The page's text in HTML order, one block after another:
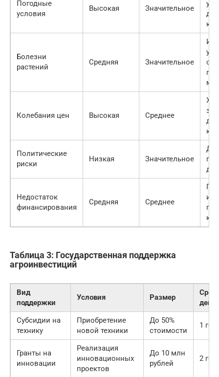
Погодные
условия
Высокая Значительное
Болезни
растений
Средняя Значительное
Колебания цен Высокая Среднее
Политические
риски
Низкая Значительное
Недостаток
финансирования
Средняя Среднее
Таблица 3: Государственная поддержка
агроинвестиций
Вид
поддержки
Условия Размер
Срок
Субсидии на
технику
Приобретение
новой техники
До 50%
стоимости
1 год
Гранты на
инновации
Реализация
инновационных
проектов
До 10 млн
рублей
2